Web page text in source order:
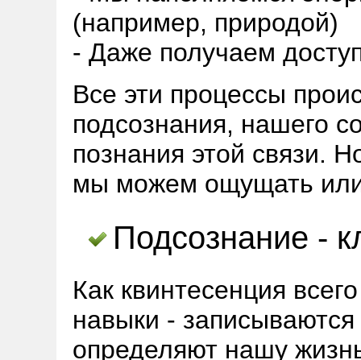
(например, природой)
- Даже получаем
Все эти процессы
подсознания, нашего
познания этой связи.
мы можем ощущать
Подсознание -
Как квинтесенция
навыки -
определяют нашу